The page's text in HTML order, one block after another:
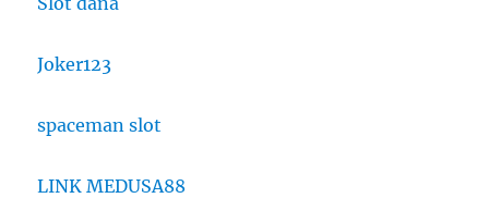
Joker123
spaceman slot
LINK MEDUSA88